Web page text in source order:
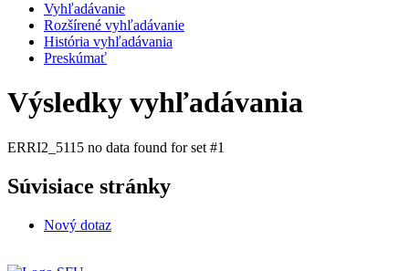
Vyhľadávanie
Rozšírené vyhľadávanie
História vyhľadávania
Preskúmať
Výsledky vyhľadávania
ERRI2_5115 no data found for set #1
Súvisiace stránky
Nový dotaz